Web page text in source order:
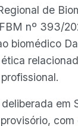
de
nº 393/
biomédico
em